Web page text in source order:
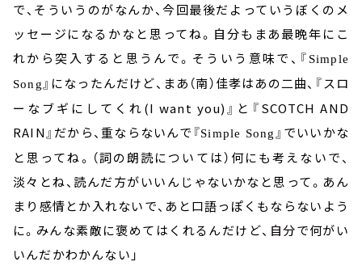
で、そういうのがなんか、今回最後だよっていうぼくのメ
ッセージになるかなと思ってね。自分もまあ最晩年にこ
れから突入すると思うんで。そういう意味で、『 Simple
Song』になったんだけど、まあ（南）佳孝はあの二曲、『スロ
ーなブギにしてくれ(I want you)』と『SCOTCH AND
RAIN』だから、重ならないんで『Simple Song』でいいかな
と思ってね。（詞の朗読については）何にも考えないで、
淡々とね、読んだ方がいいんじゃないかなと思って。あん
まり感情とか入れないで、あと口語っぽくもならないよう
に。みんな素敵に褒めてはくれるんだけど、自分で何がい
いんだかわかんない」